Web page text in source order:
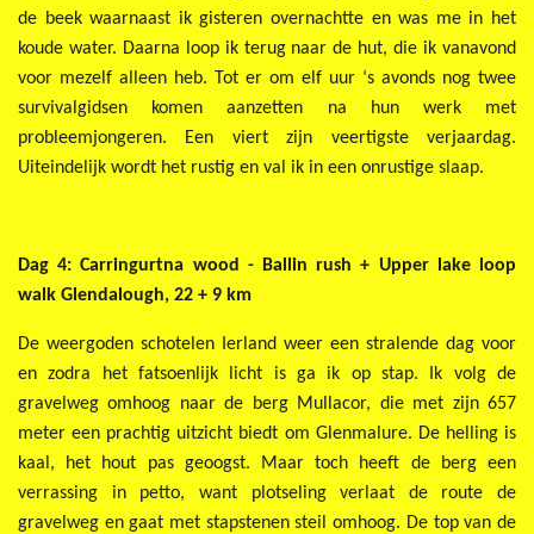
de beek waarnaast ik gisteren overnachtte en was me in het
koude water. Daarna loop ik terug naar de hut, die ik vanavond
voor mezelf alleen heb. Tot er om elf uur ‘s avonds nog twee
survivalgidsen komen aanzetten na hun werk met
probleemjongeren. Een viert zijn veertigste verjaardag.
Uiteindelijk wordt het rustig en val ik in een onrustige slaap.
Dag 4: Carringurtna wood - Ballin rush + Upper lake loop
walk Glendalough, 22 + 9 km
De weergoden schotelen Ierland weer een stralende dag voor
en zodra het fatsoenlijk licht is ga ik op stap. Ik volg de
gravelweg omhoog naar de berg Mullacor, die met zijn 657
meter een prachtig uitzicht biedt om Glenmalure. De helling is
kaal, het hout pas geoogst. Maar toch heeft de berg een
verrassing in petto, want plotseling verlaat de route de
gravelweg en gaat met stapstenen steil omhoog. De top van de